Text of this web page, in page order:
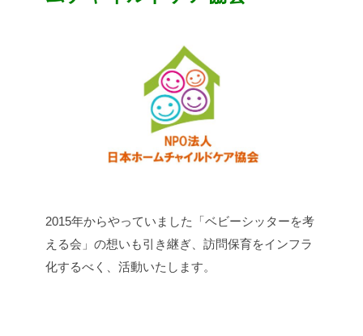
2015年からやっていました「ベビーシッターを考
える会」の想いも引き継ぎ、訪問保育をインフラ
化するべく、活動いたします。